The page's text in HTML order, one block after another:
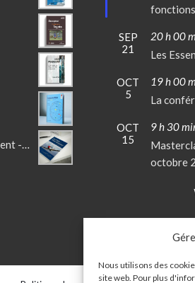
Nous utilisons des
site web. Pour plus
Lean Product - Process development - 2ème Edition
SEP
21
20 h 00
Les
OCT
5
19 h 00
La
OCT
15
9 h 30
octobre